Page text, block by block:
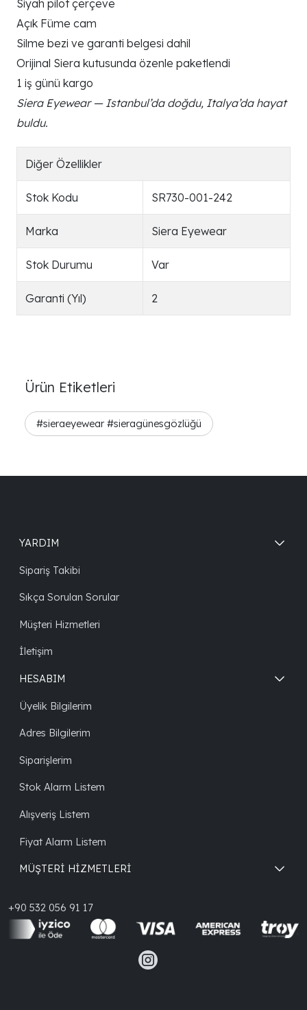
Siyah pilot çerçeve
Açık Füme cam
Silme bezi ve garanti belgesi dahil
Orijinal Siera kutusunda özenle paketlendi
1 iş günü kargo
Siera Eyewear — Istanbul’da doğdu, Italya’da hayat
buldu.
Diğer Özellikler
Stok Kodu SR730-001-242
Marka Siera Eyewear
Stok Durumu Var
Garanti (Yıl) 2
Ürün Etiketleri
#sieraeyewear #sieragünesgözlüğü
YARDIM
Sipariş Takibi
Sıkça Sorulan Sorular
Müşteri Hizmetleri
İletişim
HESABIM
Üyelik Bilgilerim
Adres Bilgilerim
Siparişlerim
Stok Alarm Listem
Alışveriş Listem
Fiyat Alarm Listem
MÜŞTERİ HİZMETLERİ
+90 532 056 91 17